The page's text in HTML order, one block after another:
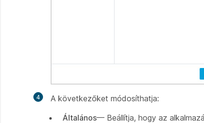
4
A következőket módosíthatja:
Általános— Beállítja, hogy az